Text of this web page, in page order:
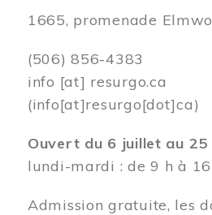
1665, promenade
(506) 856-4383
info [at] resurgo.ca
(info[at]resurgo[dot]ca)
Ouvert du 6 juillet au
lundi-mardi : de 9 h à
Admission gratuite, les